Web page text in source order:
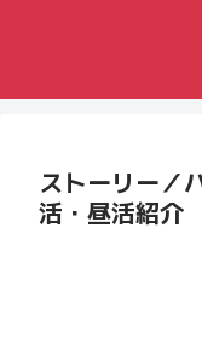
ストーリー／
活・昼活紹介